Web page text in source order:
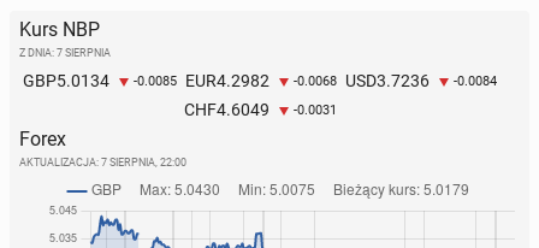
Kurs NBP
Z DNIA: 7 SIERPNIA
GBP5.0134 -0.0085 EUR4.2982 -0.0068 USD3.7236 -0.0084
CHF4.6049 -0.0031
Forex
AKTUALIZACJA: 7 SIERPNIA, 22:00